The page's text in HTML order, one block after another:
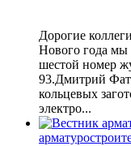
Дорогие
Нового года
шестой номер
93.Дмитрий
кольцевых
электро...